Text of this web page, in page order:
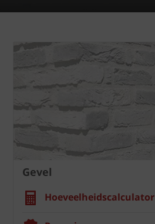
Gevel
Hoeveelheidscalculator